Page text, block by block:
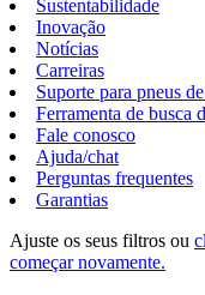
Sustentabilidade
Inovação
Notícias
Carreiras
Suporte para pneus
Ferramenta de busca
Fale conosco
Ajuda/chat
Perguntas frequentes
Garantias
Ajuste os seus filtros ou
começar novamente.